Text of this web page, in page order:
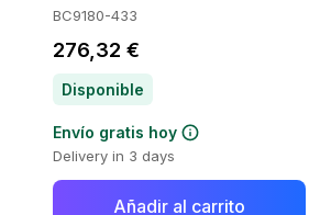
BC9180-433
276,32 €
Disponible
Envío gratis hoy
Delivery in 3 days
Añadir al carrito